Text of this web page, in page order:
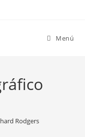
Menú
Rodgers